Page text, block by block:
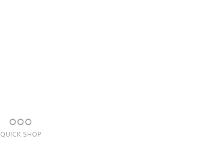
QUICK SHOP